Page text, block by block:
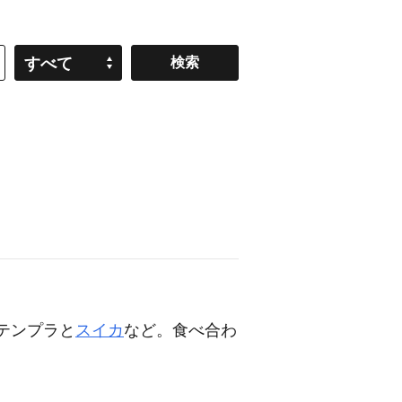
すべて
ンプラと スイカなど。食べ合わ